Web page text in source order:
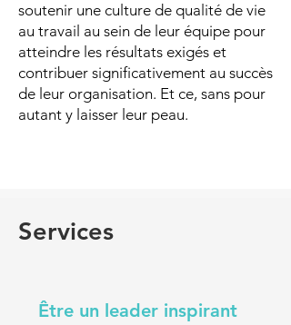
Services
Être un leader inspirant
soutenir une culture de qualité de vie
au travail au sein de leur équipe pour
atteindre les résultats exigés et
contribuer significativement au succès
de leur organisation. Et ce, sans pour
autant y laisser leur peau.